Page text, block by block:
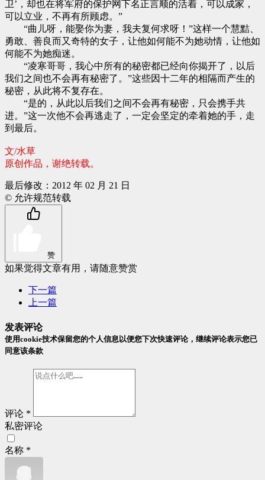
卫’，却也在将军府的保护网下名正言顺的活着，可以成家，
可以立业，不再有所顾虑。”
“曲儿呀，能娶你为妻，我夫复何求呀！”这样一个慧黠、
勇敢、善良而又奇特的女子，让他如何能不为她动情，让他如
何能不为她痴迷。
“凌寒哥哥，我心中所有的秘密都已经向你揭开了，以后
我们之间也不会再有秘密了。”这些因十二年的相隔而产生的
秘密，从此将不复存在。
“是的，从此以后我们之间不会再有秘密，只会携手共
进。”这一次他不会再逃走了，一定会坚定的牵着她的手，走
到最后。
文/水草
原创作品，谢绝转载。
最后修改：2012 年 02 月 21 日
© 允许规范转载
赞
如果觉得文章有用，请随意赞赏
下一篇
上一篇
发表评论
使用cookie技术保留您的个人信息以便您下次快速评论，继续评论表示您已
同意该条款
评论 *
私密评论
名称 *